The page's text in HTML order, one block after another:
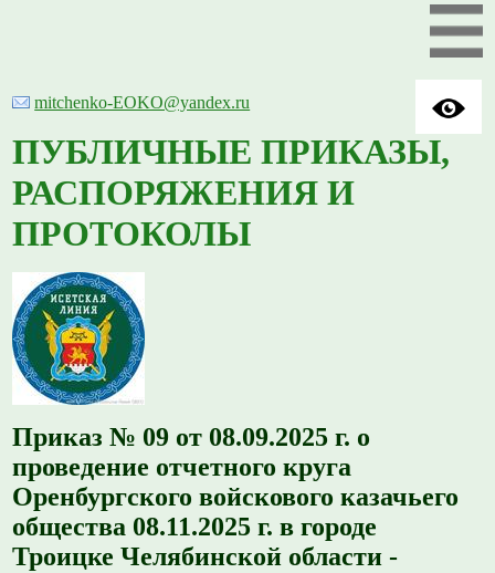
mitchenko-EOKO@yandex.ru
ПУБЛИЧНЫЕ ПРИКАЗЫ,
РАСПОРЯЖЕНИЯ И
ПРОТОКОЛЫ
Приказ № 09 от 08.09.2025 г. о
проведение отчетного круга
Оренбургского войскового казачьего
общества 08.11.2025 г. в городе
Троицке Челябинской области -